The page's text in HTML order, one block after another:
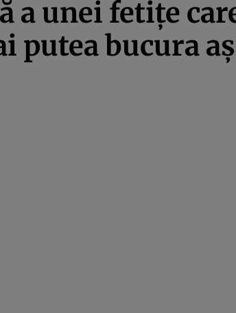
a unei fetiţe
putea bucura